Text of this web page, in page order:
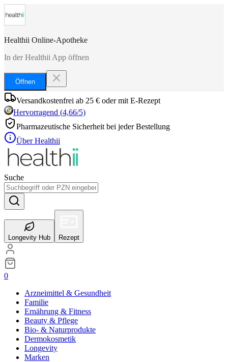
Healthii Online-Apotheke
In der Healthii App öffnen
Öffnen
Versandkostenfrei ab 25 € oder mit E-Rezept
Hervorragend (4,66/5)
Pharmazeutische Sicherheit bei jeder Bestellung
Über Healthii
Suche
Longevity Hub Rezept
0
Arzneimittel & Gesundheit
Familie
Ernährung & Fitness
Beauty & Pflege
Bio- & Naturprodukte
Dermokosmetik
Longevity
Marken